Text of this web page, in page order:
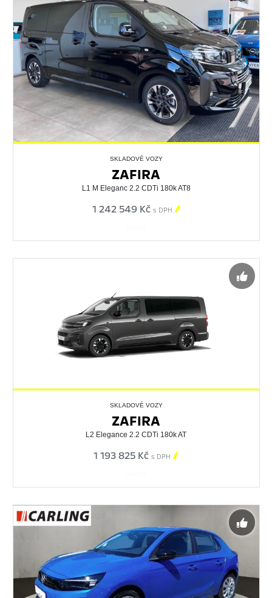
SKLADOVÉ VOZY
ZAFIRA
L1 M Eleganc 2.2 CDTi 180k AT8
1 242 549 Kč s DPH 
SKLADOVÉ VOZY
ZAFIRA
L2 Elegance 2.2 CDTi 180k AT
1 193 825 Kč s DPH 